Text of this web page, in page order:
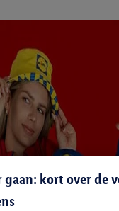
gaan: kort over de